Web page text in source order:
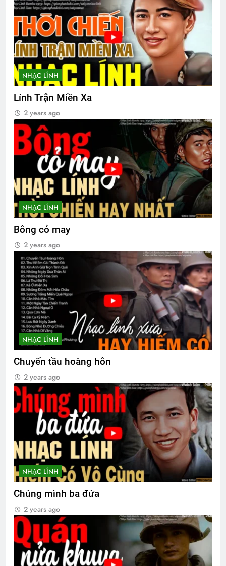
2 Years Ago
CTBCTY Tập II Chương 12
3 Years Ago
NỤ HÔN ĐẦU
3 Years Ago
Sống cuộc đời ý nghĩa
CSVSQ Bùi Quang Mẫn K6
2 Years Ago
CTBCTY – Tập I – Chương 10
3 Years Ago
Tâm Thư của Ban Tổ Chức ĐH 2026
SỰ THẬT BỊ CHE GIẤU (Rabindranath
Tagore)
3 Years Ago
Liên Đoàn 81 Biệt Cách Nhảy Dù
2 Years Ago
Tiểu Đoàn 2 TQLC VNCH
2 Years Ago
MỘT NỤ HỒNG (Unknown)
Kịch chiến Pleime
2 Years Ago
NHẠC LÍNH
Lính Trận Miền Xa
2 years ago
NHẠC LÍNH
Bông cỏ may
2 years ago
NHẠC LÍNH
Chuyến tầu hoàng hôn
2 years ago
NHẠC LÍNH
Chúng mình ba đứa
2 years ago